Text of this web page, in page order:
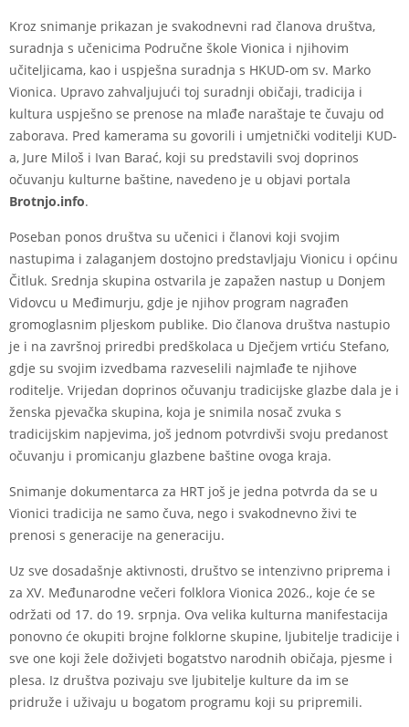
Kroz snimanje prikazan je svakodnevni rad članova društva,
suradnja s učenicima Područne škole Vionica i njihovim
učiteljicama, kao i uspješna suradnja s HKUD-om sv. Marko
Vionica. Upravo zahvaljujući toj suradnji običaji, tradicija i
kultura uspješno se prenose na mlađe naraštaje te čuvaju od
zaborava. Pred kamerama su govorili i umjetnički voditelji KUD-
a, Jure Miloš i Ivan Barać, koji su predstavili svoj doprinos
očuvanju kulturne baštine, navedeno je u objavi portala
Brotnjo.info.
Poseban ponos društva su učenici i članovi koji svojim
nastupima i zalaganjem dostojno predstavljaju Vionicu i općinu
Čitluk. Srednja skupina ostvarila je zapažen nastup u Donjem
Vidovcu u Međimurju, gdje je njihov program nagrađen
gromoglasnim pljeskom publike. Dio članova društva nastupio
je i na završnoj priredbi predškolaca u Dječjem vrtiću Stefano,
gdje su svojim izvedbama razveselili najmlađe te njihove
roditelje. Vrijedan doprinos očuvanju tradicijske glazbe dala je i
ženska pjevačka skupina, koja je snimila nosač zvuka s
tradicijskim napjevima, još jednom potvrdivši svoju predanost
očuvanju i promicanju glazbene baštine ovoga kraja.
Snimanje dokumentarca za HRT još je jedna potvrda da se u
Vionici tradicija ne samo čuva, nego i svakodnevno živi te
prenosi s generacije na generaciju.
Uz sve dosadašnje aktivnosti, društvo se intenzivno priprema i
za XV. Međunarodne večeri folklora Vionica 2026., koje će se
održati od 17. do 19. srpnja. Ova velika kulturna manifestacija
ponovno će okupiti brojne folklorne skupine, ljubitelje tradicije i
sve one koji žele doživjeti bogatstvo narodnih običaja, pjesme i
plesa. Iz društva pozivaju sve ljubitelje kulture da im se
pridruže i uživaju u bogatom programu koji su pripremili.